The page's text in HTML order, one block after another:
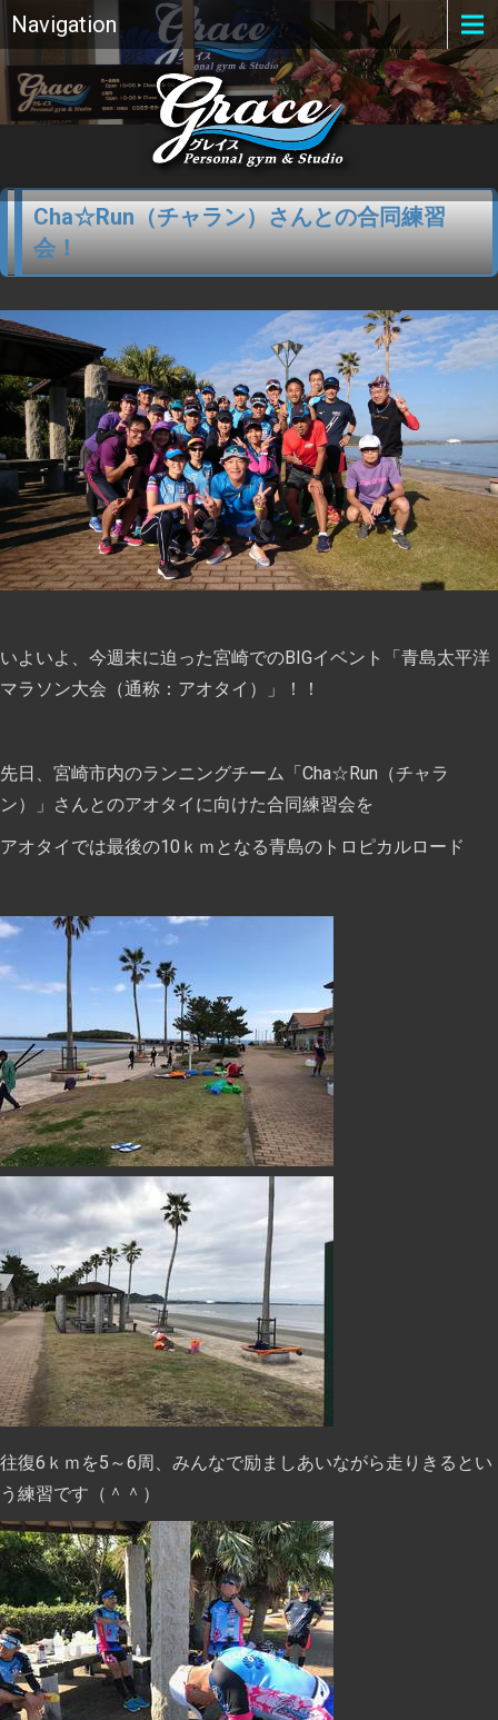
Navigation
Cha☆Run（チャラン）さんとの合同練習
会！
いよいよ、今週末に迫った宮崎でのBIGイベント「青島太平洋
マラソン大会（通称：アオタイ）」！！
先日、宮崎市内のランニングチーム「Cha☆Run（チャラ
ン）」さんとのアオタイに向けた合同練習会を
アオタイでは最後の10ｋｍとなる青島のトロピカルロード
往復6ｋｍを5～6周、みんなで励ましあいながら走りきるとい
う練習です（＾＾）